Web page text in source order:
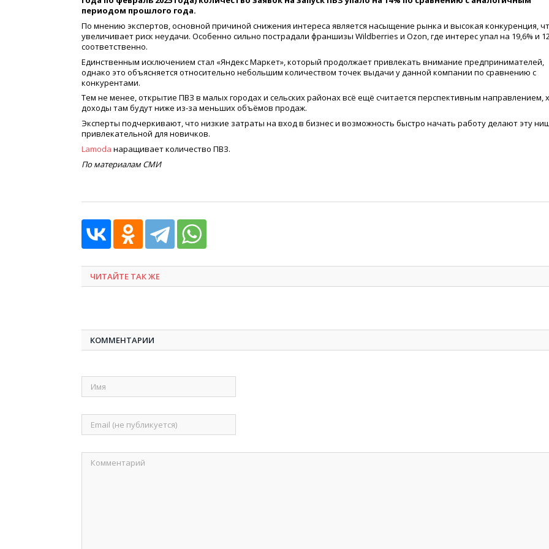
периодом прошлого года.
По мнению экспертов, основной причиной снижения интереса является насыщение рынка и высокая конкуренция,
увеличивает риск неудачи. Особенно сильно пострадали франшизы Wildberries и Ozon, где интерес упал на 19,6% и
соответственно.
Единственным исключением стал «Яндекс Маркет», который продолжает привлекать внимание предпринимателей,
однако это объясняется относительно небольшим количеством точек выдачи у данной компании по сравнению с
конкурентами.
Тем не менее, открытие ПВЗ в малых городах и сельских районах всё ещё считается перспективным направлением,
доходы там будут ниже из-за меньших объёмов продаж.
Эксперты подчеркивают, что низкие затраты на вход в бизнес и возможность быстро начать работу делают эту
привлекательной для новичков.
Lamoda наращивает количество ПВЗ.
По материалам СМИ
ЧИТАЙТЕ ТАК ЖЕ
КОММЕНТАРИИ